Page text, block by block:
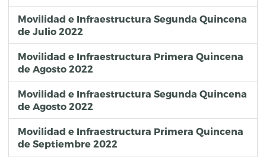
Movilidad e Infraestructura Segunda Quincena
de Julio 2022
Movilidad e Infraestructura Primera Quincena
de Agosto 2022
Movilidad e Infraestructura Segunda Quincena
de Agosto 2022
Movilidad e Infraestructura Primera Quincena
de Septiembre 2022